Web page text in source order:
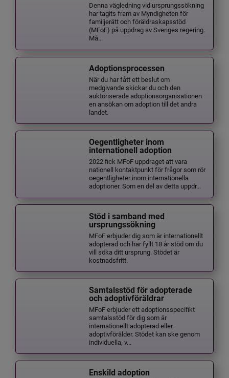
Denna vägledning vid ursprungssökning
har tagits fram av Myndigheten för
familjerätt och föräldraskapsstöd
(MFoF) på uppdrag av Sveriges regering.
Må...
Adoptionsprocessen
När du har fått ett beslut om
medgivande skickar du och den
auktoriserade adoptionsorganisationen
en ansökan om adoption till det andra
landet.
Oegentligheter inom
internationell adoption
2022 fick MFoF uppdraget att vara
nationell kontaktpunkt för frågor som rör
oegentligheter inom internationella
adoptioner. Som en del av detta uppdr...
Stöd i samband med
ursprungssökning
MFoF erbjuder dig som är internationellt
adopterad och har fyllt 18 år stöd om du
vill söka ditt ursprung. Stödet är
kostnadsfritt.
Samtalsstöd för adopterade
och adoptivföräldrar
MFoF erbjuder ett adoptionsspecifikt
samtalsstöd för dig som är
internationellt adopterad eller
adoptivförälder. Stödet kan ske genom
individuella, v...
Enskild adoption